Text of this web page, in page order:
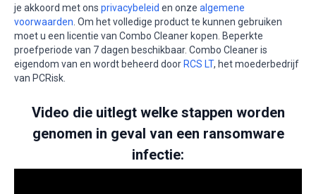
je akkoord met ons privacybeleid en onze algemene
voorwaarden . Om het volledige product te kunnen gebruiken
moet u een licentie van Combo Cleaner kopen. Beperkte
proefperiode van 7 dagen beschikbaar. Combo Cleaner is
eigendom van en wordt beheerd door RCS LT, het moederbedrijf
van PCRisk.
Video die uitlegt welke stappen worden
genomen in geval van een ransomware
infectie: